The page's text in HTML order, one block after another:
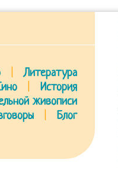
Литература
История
живописи
Блог